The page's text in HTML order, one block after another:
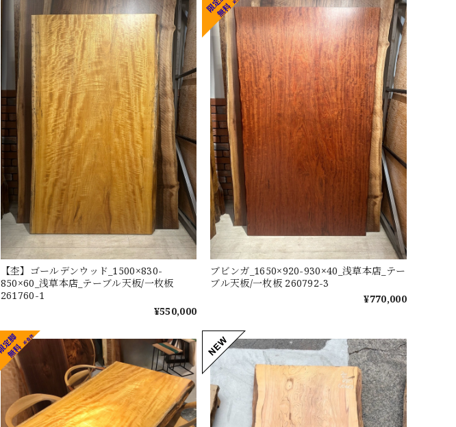
【杢】ゴールデンウッド_1500×830-
850×60_浅草本店_テーブル天板/一枚板
261760-1
¥550,000
ブビンガ_1650×920-930×40_浅草本店_テー
ブル天板/一枚板 260792-3
¥770,000